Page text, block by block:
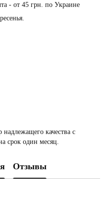
- от 45 грн. по Украине
надлежащего качества с
срок один месяц.
Отзывы